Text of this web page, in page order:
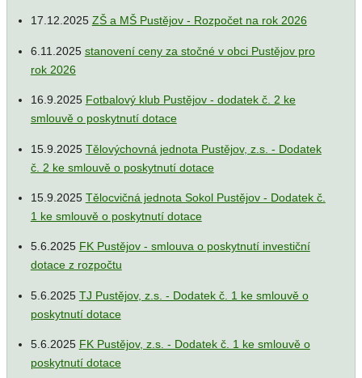
17.12.2025 ZŠ a MŠ Pustějov - Rozpočet na rok 2026
6.11.2025 stanovení ceny za stočné v obci Pustějov pro
rok 2026
16.9.2025 Fotbalový klub Pustějov - dodatek č. 2 ke
smlouvě o poskytnutí dotace
15.9.2025 Tělovýchovná jednota Pustějov, z.s. - Dodatek
č. 2 ke smlouvě o poskytnutí dotace
15.9.2025 Tělocvičná jednota Sokol Pustějov - Dodatek č.
1 ke smlouvě o poskytnutí dotace
5.6.2025 FK Pustějov - smlouva o poskytnutí investiční
dotace z rozpočtu
5.6.2025 TJ Pustějov, z.s. - Dodatek č. 1 ke smlouvě o
poskytnutí dotace
5.6.2025 FK Pustějov, z.s. - Dodatek č. 1 ke smlouvě o
poskytnutí dotace